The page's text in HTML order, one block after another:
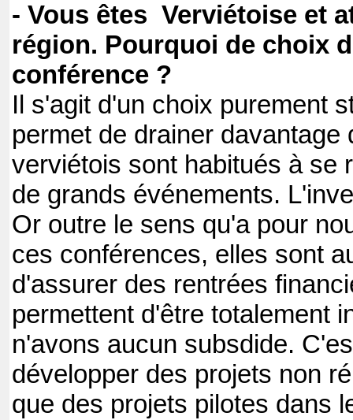
- Vous êtes Verviétoise et
région. Pourquoi de choix
conférence ?
Il s'agit d'un choix purement
permet de drainer davantage
verviétois sont habitués à se
de grands événements.
Or outre le sens qu'a pour
ces conférences, elles sont
d'assurer des rentrées
permettent d'être totalement
n'avons aucun subsdide.
développer des projets non
que des projets pilotes dans